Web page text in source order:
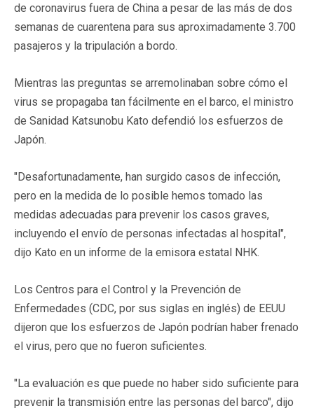
de coronavirus fuera de China a pesar de las más de dos
semanas de cuarentena para sus aproximadamente 3.700
pasajeros y la tripulación a bordo.
Mientras las preguntas se arremolinaban sobre cómo el
virus se propagaba tan fácilmente en el barco, el ministro
de Sanidad Katsunobu Kato defendió los esfuerzos de
Japón.
"Desafortunadamente, han surgido casos de infección,
pero en la medida de lo posible hemos tomado las
medidas adecuadas para prevenir los casos graves,
incluyendo el envío de personas infectadas al hospital",
dijo Kato en un informe de la emisora estatal NHK.
Los Centros para el Control y la Prevención de
Enfermedades (CDC, por sus siglas en inglés) de EEUU
dijeron que los esfuerzos de Japón podrían haber frenado
el virus, pero que no fueron suficientes.
"La evaluación es que puede no haber sido suficiente para
prevenir la transmisión entre las personas del barco", dijo